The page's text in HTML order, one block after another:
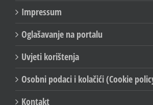
Turističke informacije Ivanić-Grad
Impressum
Oglašavanje na portalu
Uvjeti korištenja
Osobni podaci i kolačići (Cookie policy)